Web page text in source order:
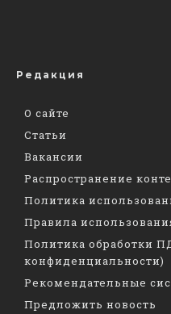
Редакция
О сайте
Статьи
Вакансии
Распространение
Политика
Правила
Политика обработки
конфиденциальности)
Рекомендательные
Предложить новость